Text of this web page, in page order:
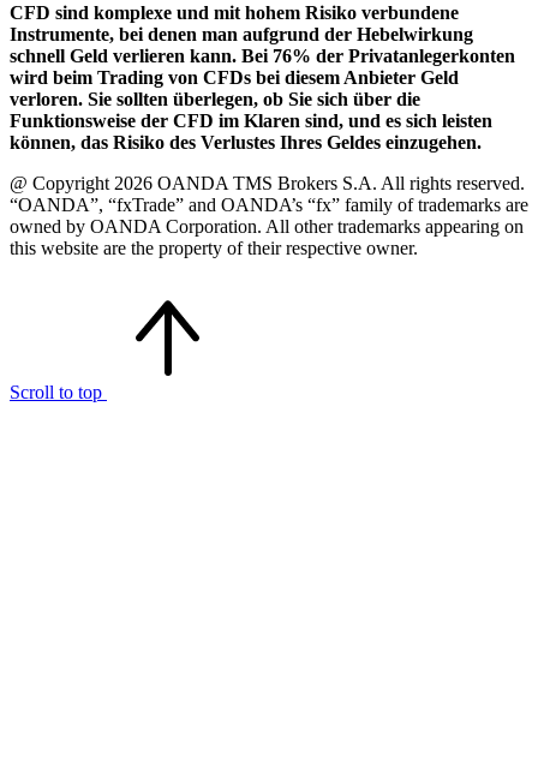
CFD sind komplexe und mit hohem Risiko verbundene
Instrumente, bei denen man aufgrund der Hebelwirkung
schnell Geld verlieren kann. Bei 76% der Privatanlegerkonten
wird beim Trading von CFDs bei diesem Anbieter Geld
verloren. Sie sollten überlegen, ob Sie sich über die
Funktionsweise der CFD im Klaren sind, und es sich leisten
können, das Risiko des Verlustes Ihres Geldes einzugehen.
@ Copyright 2026 OANDA TMS Brokers S.A. All rights reserved.
“OANDA”, “fxTrade” and OANDA’s “fx” family of trademarks are
owned by OANDA Corporation. All other trademarks appearing on
this website are the property of their respective owner.
Scroll to top